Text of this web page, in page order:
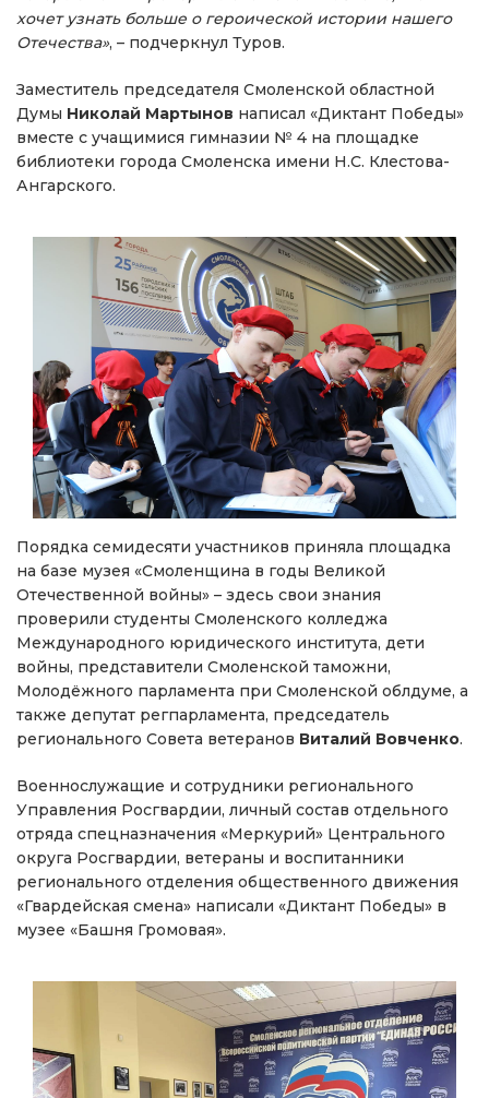
хочет узнать больше о героической истории нашего
Отечества», – подчеркнул Туров.
Заместитель председателя Смоленской областной
Думы Николай Мартынов написал «Диктант Победы»
вместе с учащимися гимназии № 4 на площадке
библиотеки города Смоленска имени Н.С. Клестова-
Ангарского.
Порядка семидесяти участников приняла площадка
на базе музея «Смоленщина в годы Великой
Отечественной войны» – здесь свои знания
проверили студенты Смоленского колледжа
Международного юридического института, дети
войны, представители Смоленской таможни,
Молодёжного парламента при Смоленской облдуме, а
также депутат регпарламента, председатель
регионального Совета ветеранов Виталий Вовченко.
Военнослужащие и сотрудники регионального
Управления Росгвардии, личный состав отдельного
отряда спецназначения «Меркурий» Центрального
округа Росгвардии, ветераны и воспитанники
регионального отделения общественного движения
«Гвардейская смена» написали «Диктант Победы» в
музее «Башня Громовая».